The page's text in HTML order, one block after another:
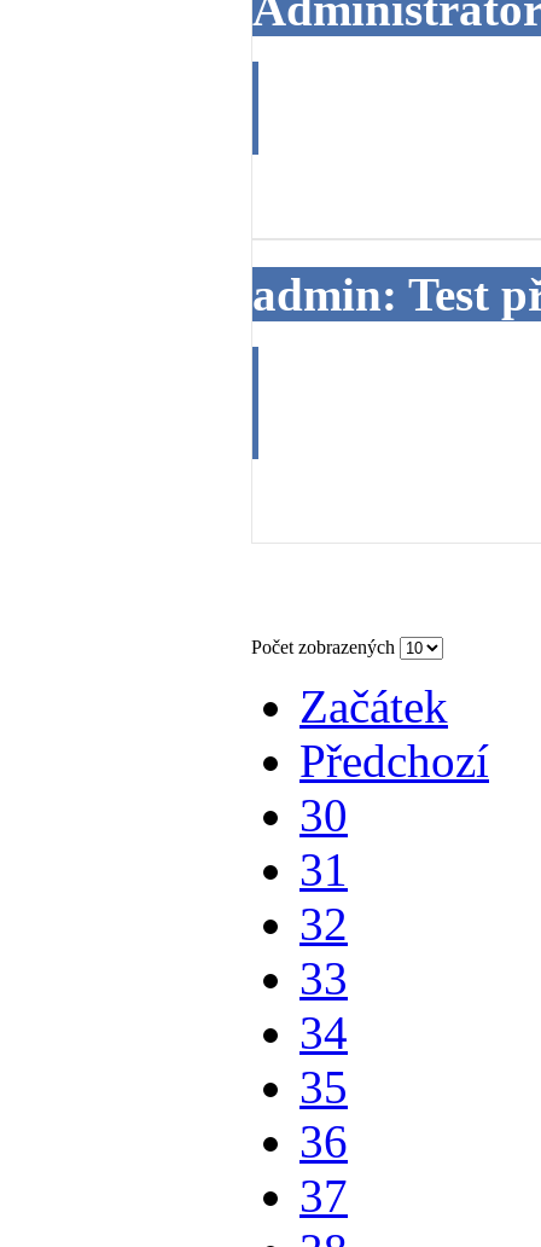
admin: Test
Počet zobrazených
Začátek
Předchozí
30
31
32
33
34
35
36
37